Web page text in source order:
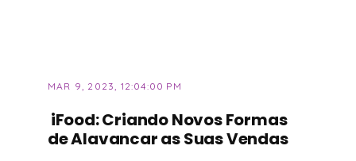
MAR 9, 2023, 12:04:00 PM
iFood: Criando Novos Formas
de Alavancar as Suas Vendas